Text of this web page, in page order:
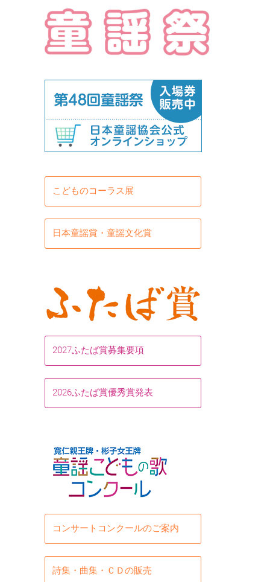
こどものコーラス展
日本童謡賞・童謡文化賞
2027ふたば賞募集要項
2026ふたば賞優秀賞発表
コンサートコンクールのご案内
詩集・曲集・ＣＤの販売